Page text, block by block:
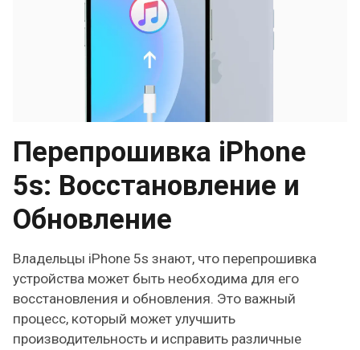
Перепрошивка iPhone
5s: Восстановление и
Обновление
Владельцы iPhone 5s знают, что перепрошивка
устройства может быть необходима для его
восстановления и обновления. Это важный
процесс, который может улучшить
производительность и исправить различные